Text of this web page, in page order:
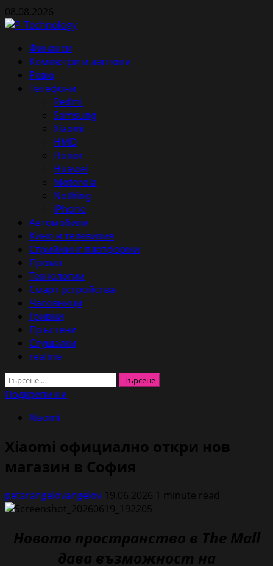
Skip
to
08.08.2026
Primary
Menu
Финанси
Компютри и лаптопи
Ревю
Телефони
Redmi
Samsung
Xiaomi
HMD
Honor
Huawei
Motorola
Nothing
iPhone
Автомобили
Кино и телевизия
Стрийминг платформи
Промо
Технологии
Смарт устройства
Часовници
Гривни
Пръстени
Слушалки
realme
Търсене
за:
Подкрепи ни
Xiaomi
Xiaomi официално откри нов
магазин в София
petarangelovangelov 19.06.2026 1 minute read
Новото пространство в The Mall
дава възможност на